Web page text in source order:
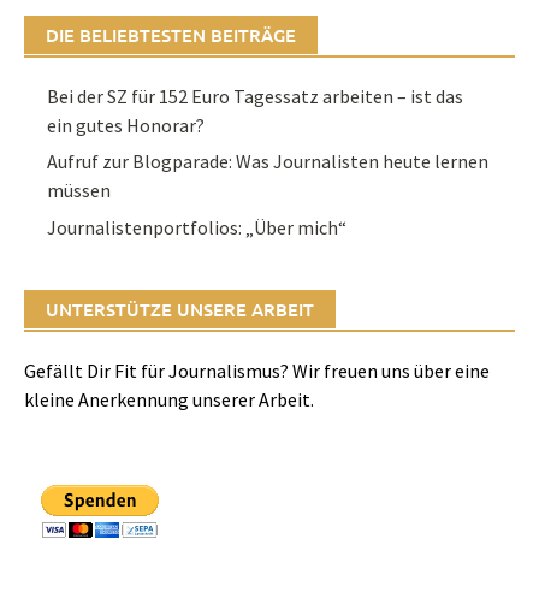
DIE BELIEBTESTEN BEITRÄGE
Bei der SZ für 152 Euro Tagessatz arbeiten – ist das
ein gutes Honorar?
Aufruf zur Blogparade: Was Journalisten heute lernen
müssen
Journalistenportfolios: „Über mich“
UNTERSTÜTZE UNSERE ARBEIT
Gefällt Dir Fit für Journalismus? Wir freuen uns über eine
kleine Anerkennung unserer Arbeit.